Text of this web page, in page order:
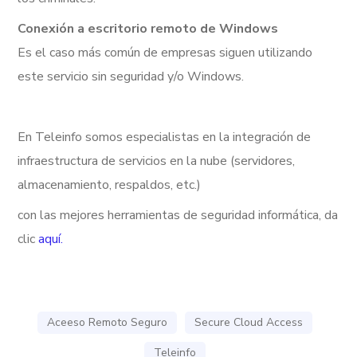
Conexión a escritorio remoto de Windows
Es el caso más común de empresas siguen utilizando
este servicio sin seguridad y/o Windows.
En Teleinfo somos especialistas en la integración de
infraestructura de servicios en la nube (servidores,
almacenamiento, respaldos, etc.)
con las mejores herramientas de seguridad informática, da
clicaquí.
Aceeso Remoto Seguro
Secure Cloud Access
Teleinfo